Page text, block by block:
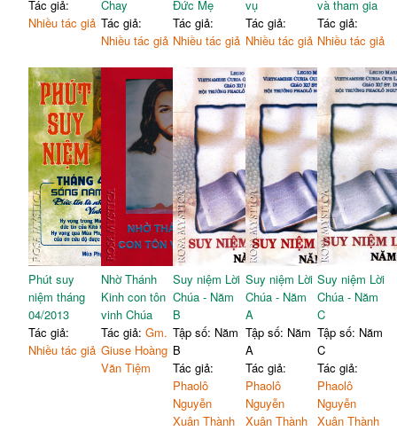
Tác giả:
Nhiều tác giả
Chay
Tác giả:
Nhiều tác giả
Đức Mẹ
Tác giả:
Nhiều tác giả
vụ
Tác giả:
Nhiều tác giả
và tham gia
Tác giả:
Nhiều tác giả
Phút suy
niệm tháng
04/2013
Tác giả:
Nhiều tác giả
Nhờ Thánh
Kinh con tôn
vinh Chúa
Tác giả: Gm.
Giuse Hoàng
Văn Tiệm
Suy niệm Lời
Chúa - Năm
B
Tập số: Năm
B
Tác giả:
Phaolô
Nguyễn
Xuân Thành
Suy niệm Lời
Chúa - Năm
A
Tập số: Năm
A
Tác giả:
Phaolô
Nguyễn
Xuân Thành
Suy niệm Lời
Chúa - Năm
C
Tập số: Năm
C
Tác giả:
Phaolô
Nguyễn
Xuân Thành